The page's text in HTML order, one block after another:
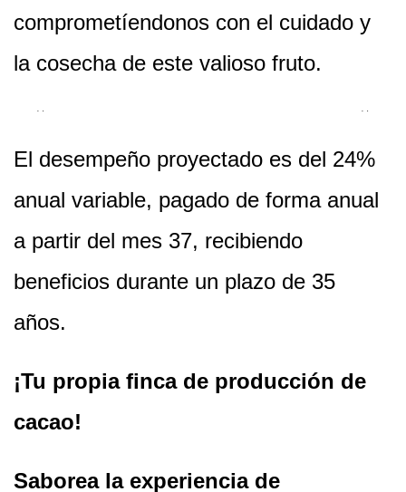
comprometíendonos con el cuidado y
la cosecha de este valioso fruto.
El desempeño proyectado es del 24%
anual variable, pagado de forma anual
a partir del mes 37, recibiendo
beneficios durante un plazo de 35
años.
¡Tu propia finca de producción de
cacao!
Saborea la experiencia de